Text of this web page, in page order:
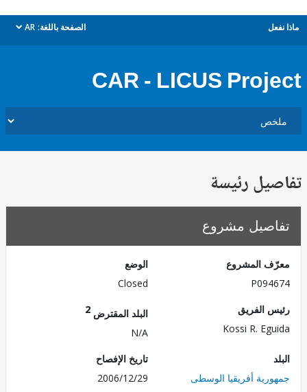
الصفحة باللغة: AR
dropdown
CAR - LICUS
رئيسة
مشروع
المشروع
الفريق
Kossi R.
البلد المقترض
أفريقيا الوسطى
تاريخ الإفصاح
2006/12/29